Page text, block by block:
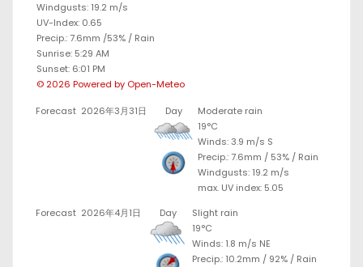
Windgusts: 19.2 m/s
UV-Index: 0.65
Precip.:7.6mm /53% / Rain
Sunrise: 5:29 AM
Sunset: 6:01 PM
© 2026 Powered by Open-Meteo
Forecast 2026年3月31日 Day
Moderate rain
19°C
Winds: 3.9 m/s S
Precip.:7.6mm / 53% / Rain
Windgusts: 19.2 m/s
max. UV index: 5.05
Forecast 2026年4月1日 Day
Slight rain
19°C
Winds: 1.8 m/s NE
Precip.: 10.2mm / 92% / Rain